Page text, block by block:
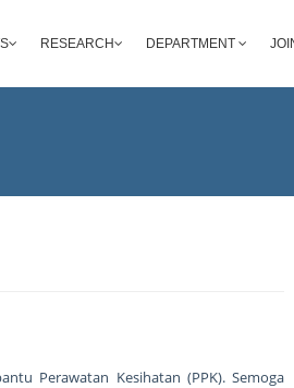
RESEARCH DEPARTMENT
Perawatan Kesihatan (PPK). Semoga